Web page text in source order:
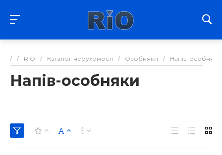
/ / RiO / Каталог нерухомості / Особняки / Напів-особняки
Напів-особняки